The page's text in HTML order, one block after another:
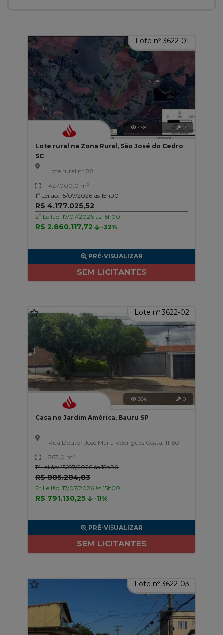
Lote nº 3622-01
458 0
Lote rural na Zona Rural, São José do Cedro
SC
Lote rural nº 88
427000,0 m²
1º Leilão: 15/07/2026 às 15h00
R$ 4.177.025,52
2º Leilão: 17/07/2026 às 15h00
R$ 2.860.117,72 -32%
PRÉ-VISUALIZAR
SEM LICITANTES
Lote nº 3622-02
504 0
Casa no Jardim América, Bauru SP
Rua Doutor José Maria Rodrigues Costa, 11-50
363,0 m²
1º Leilão: 15/07/2026 às 15h00
R$ 885.284,83
2º Leilão: 17/07/2026 às 15h00
R$ 791.130,25 -11%
PRÉ-VISUALIZAR
SEM LICITANTES
Lote nº 3622-03